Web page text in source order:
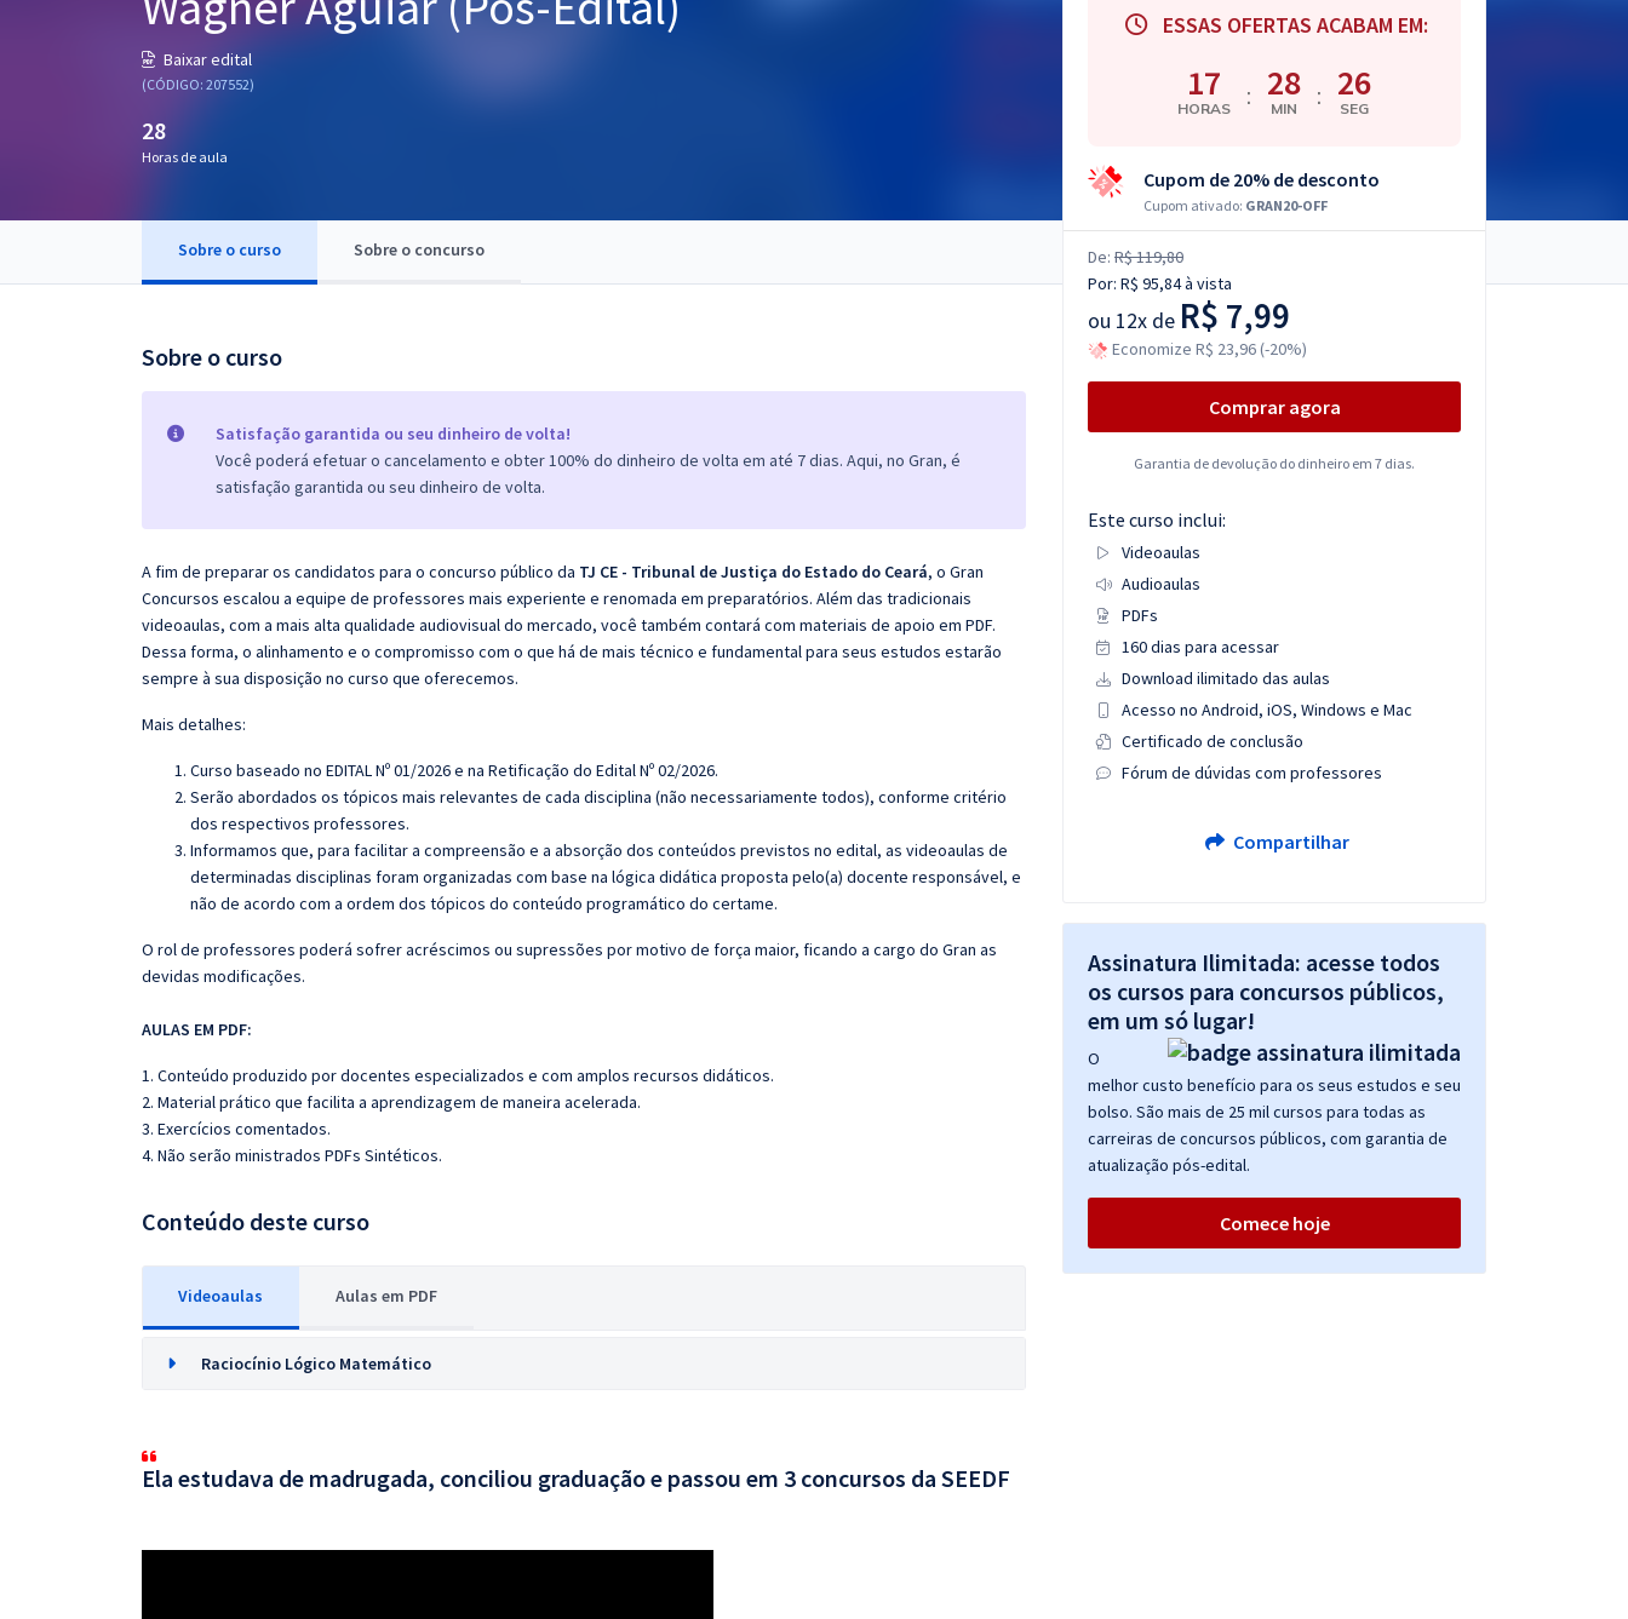
Baixar edital
(CÓDIGO: 207552)
28
Horas de aula
Sobre o curso Sobre o concurso
Sobre o curso
Satisfação garantida ou seu dinheiro de volta!
Você poderá efetuar o cancelamento e obter 100% do dinheiro de volta em até 7 dias. Aqui, no Gran, é
satisfação garantida ou seu dinheiro de volta.
A fim de preparar os candidatos para o concurso público da TJ CE - Tribunal de Justiça do Estado do Ceará, o Gran
Concursos escalou a equipe de professores mais experiente e renomada em preparatórios. Além das tradicionais
videoaulas, com a mais alta qualidade audiovisual do mercado, você também contará com materiais de apoio em PDF.
Dessa forma, o alinhamento e o compromisso com o que há de mais técnico e fundamental para seus estudos estarão
sempre à sua disposição no curso que oferecemos.
Mais detalhes:
Curso baseado no EDITAL Nº 01/2026 e na Retificação do Edital Nº 02/2026.
Serão abordados os tópicos mais relevantes de cada disciplina (não necessariamente todos), conforme critério
dos respectivos professores.
Informamos que, para facilitar a compreensão e a absorção dos conteúdos previstos no edital, as videoaulas de
determinadas disciplinas foram organizadas com base na lógica didática proposta pelo(a) docente responsável, e
não de acordo com a ordem dos tópicos do conteúdo programático do certame.
O rol de professores poderá sofrer acréscimos ou supressões por motivo de força maior, ficando a cargo do Gran as
devidas modificações.
AULAS EM PDF:
1. Conteúdo produzido por docentes especializados e com amplos recursos didáticos.
2. Material prático que facilita a aprendizagem de maneira acelerada.
3. Exercícios comentados.
4. Não serão ministrados PDFs Sintéticos.
Conteúdo deste curso
Videoaulas Aulas em PDF
Raciocínio Lógico Matemático
Ela estudava de madrugada, conciliou graduação e passou em 3 concursos da SEEDF
ESSAS OFERTAS ACABAM EM:
17
HORAS : 28
MIN : 25
SEG
Cupom de 20% de desconto
Cupom ativado: GRAN20-OFF
De: R$ 119,80
Por: R$ 95,84à vista
ou 12x de R$ 7,99
Economize R$ 23,96 (-20%)
Comprar agora
Garantia de devolução do dinheiro em 7 dias.
Este curso inclui:
Videoaulas
Audioaulas
PDFs
160 dias para acessar
Download ilimitado das aulas
Acesso no Android, iOS, Windows e Mac
Certificado de conclusão
Fórum de dúvidas com professores
Compartilhar
Assinatura Ilimitada: acesse todos
os cursos para concursos públicos,
em um só lugar!
O
melhor custo benefício para os seus estudos e seu
bolso. São mais de 25 mil cursos para todas as
carreiras de concursos públicos, com garantia de
atualização pós-edital.
Comece hoje